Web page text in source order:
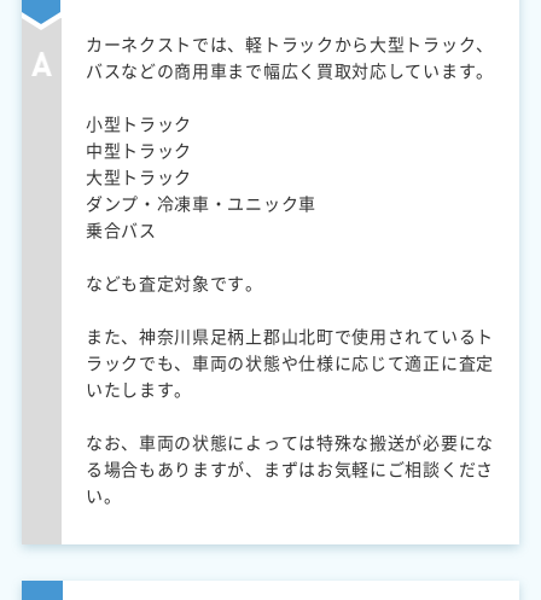
カーネクストでは、軽トラックから大型トラック、
バスなどの商用車まで幅広く買取対応しています。
小型トラック
中型トラック
大型トラック
ダンプ・冷凍車・ユニック車
乗合バス
なども査定対象です。
また、神奈川県足柄上郡山北町で使用されているト
ラックでも、車両の状態や仕様に応じて適正に査定
いたします。
なお、車両の状態によっては特殊な搬送が必要にな
る場合もありますが、まずはお気軽にご相談くださ
い。